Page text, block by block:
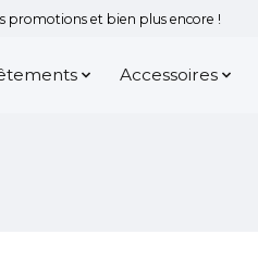
promotions et bien plus encore !
Accessoires